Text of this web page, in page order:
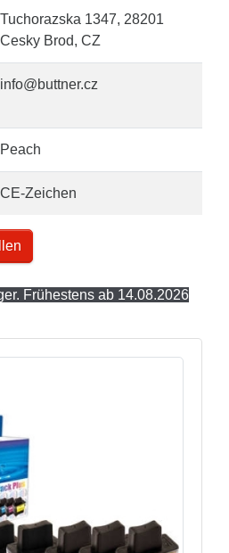
Tuchorazska 1347, 28201
Cesky Brod, CZ
info@buttner.cz
Peach
CE-Zeichen
Frühestens ab 14.08.2026